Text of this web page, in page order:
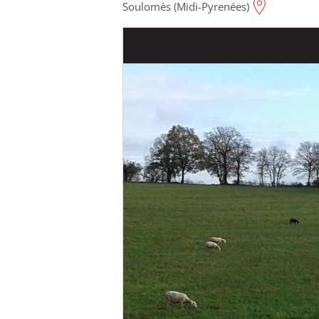
Soulomès (Midi-Pyrenées)